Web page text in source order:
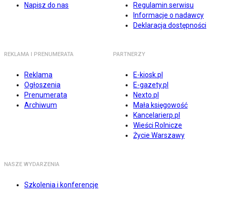
Napisz do nas
Regulamin serwisu
Informacje o nadawcy
Deklaracja dostępności
REKLAMA I PRENUMERATA
Reklama
Ogłoszenia
Prenumerata
Archiwum
PARTNERZY
E-kiosk.pl
E-gazety.pl
Nexto.pl
Mała księgowość
Kancelarierp.pl
Wieści Rolnicze
Życie Warszawy
NASZE WYDARZENIA
Szkolenia i konferencje